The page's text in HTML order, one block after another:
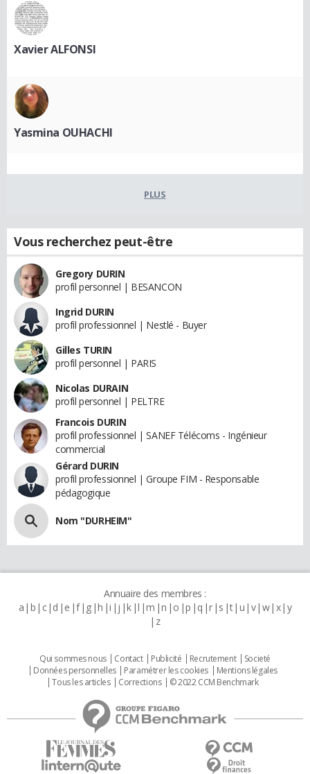
Xavier ALFONSI
Yasmina OUHACHI
PLUS
Vous recherchez peut-être
Gregory DURIN
profil personnel | BESANCON
Ingrid DURIN
profil professionnel | Nestlé - Buyer
Gilles TURIN
profil personnel | PARIS
Nicolas DURAIN
profil personnel | PELTRE
Francois DURIN
profil professionnel | SANEF Télécoms - Ingénieur
commercial
Gérard DURIN
profil professionnel | Groupe FIM - Responsable
pédagogique
Nom "DURHEIM"
Annuaire des membres :
a b c d e f g h i j k l m n o p q r s t u v w x y
z
Qui sommes nous Contact Publicité Recrutement
Societé
Données personnelles
Paramétrer les cookies
Mentions légales
Tous les articles
Corrections © 2022 CCM Benchmark